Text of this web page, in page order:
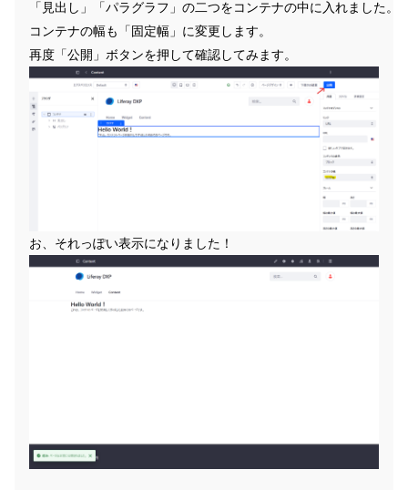
「見出し」「パラグラフ」の二つをコンテナの中に入れました。
コンテナの幅も「固定幅」に変更します。
再度「公開」ボタンを押して確認してみます。
お、それっぽい表示になりました！